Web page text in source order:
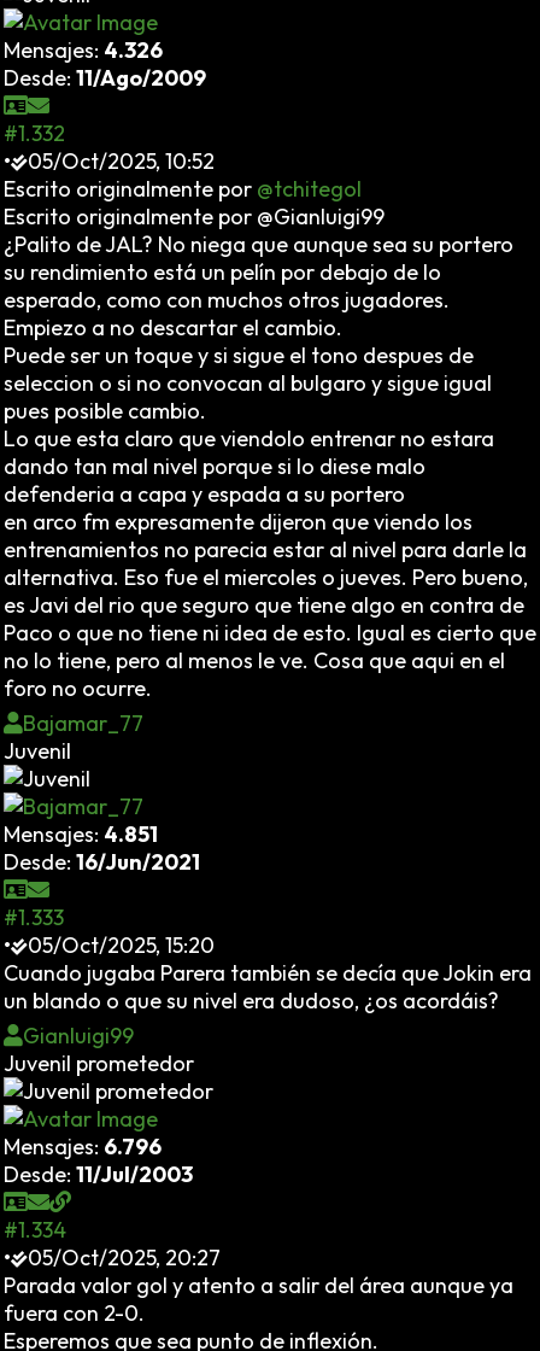
Mensajes: 4.326
Desde: 11/Ago/2009
#1.332
•
05/Oct/2025, 10:52
Escrito originalmente por @tchitegol
Escrito originalmente por @Gianluigi99
¿Palito de JAL? No niega que aunque sea su portero
su rendimiento está un pelín por debajo de lo
esperado, como con muchos otros jugadores.
Empiezo a no descartar el cambio.
Puede ser un toque y si sigue el tono despues de
seleccion o si no convocan al bulgaro y sigue igual
pues posible cambio.
Lo que esta claro que viendolo entrenar no estara
dando tan mal nivel porque si lo diese malo
defenderia a capa y espada a su portero
en arco fm expresamente dijeron que viendo los
entrenamientos no parecia estar al nivel para darle la
alternativa. Eso fue el miercoles o jueves. Pero bueno,
es Javi del rio que seguro que tiene algo en contra de
Paco o que no tiene ni idea de esto. Igual es cierto que
no lo tiene, pero al menos le ve. Cosa que aqui en el
foro no ocurre.
Bajamar_77
Juvenil
Mensajes: 4.851
Desde: 16/Jun/2021
#1.333
•
05/Oct/2025, 15:20
Cuando jugaba Parera también se decía que Jokin era
un blando o que su nivel era dudoso, ¿os acordáis?
Gianluigi99
Juvenil prometedor
Mensajes: 6.796
Desde: 11/Jul/2003
#1.334
•
05/Oct/2025, 20:27
Parada valor gol y atento a salir del área aunque ya
fuera con 2-0.
Esperemos que sea punto de inflexión.